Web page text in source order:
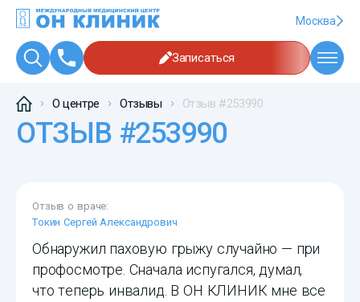
Москва
Записаться
О центре Отзывы Отзыв #253990
ОТЗЫВ #253990
Отзыв о враче:
Токин Сергей Александрович
Обнаружил паховую грыжу случайно — при
профосмотре. Сначала испугался, думал,
что теперь инвалид. В ОН КЛИНИК мне все